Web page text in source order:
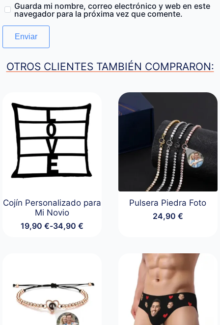
Guarda mi nombre, correo electrónico y web en este
navegador para la próxima vez que comente.
OTROS CLIENTES TAMBIÉN COMPRARON:
Cojín Personalizado para
Mi Novio
19,90€-34,90€
Rango
34,90 €
Pulsera Piedra Foto
24,90 €